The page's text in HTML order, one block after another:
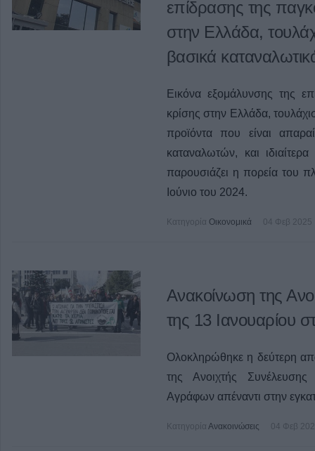
επίδρασης της
στην Ελλάδα,
βασικά
Εικόνα εξομάλυνσης της
κρίσης στην Ελλάδα,
προϊόντα που είναι
καταναλωτών, και
παρουσιάζει η πορεία του
Ιούνιο του 2024.
Κατηγορία Οικονομικά 04 Φεβ 2025
Ανακοίνωση της
της 13 Ιανουαρίου
Ολοκληρώθηκε η δεύτερη
της Ανοιχτής
Αγράφων απέναντι στην
Κατηγορία Ανακοινώσεις 04 Φεβ